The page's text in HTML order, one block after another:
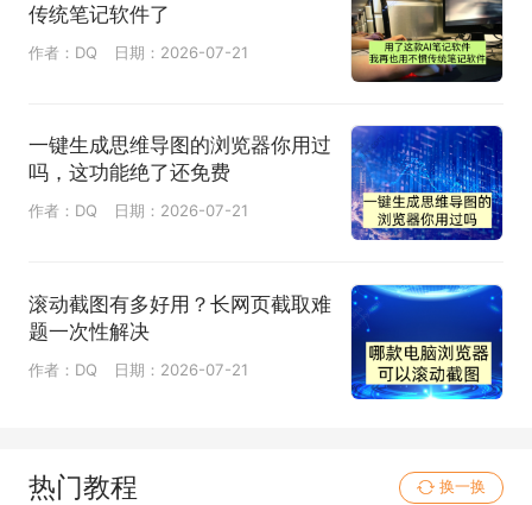
传统笔记软件了
作者：DQ 日期：2026-07-21
一键生成思维导图的浏览器你用过
吗，这功能绝了还免费
作者：DQ 日期：2026-07-21
滚动截图有多好用？长网页截取难
题一次性解决
作者：DQ 日期：2026-07-21
热门教程 换一换